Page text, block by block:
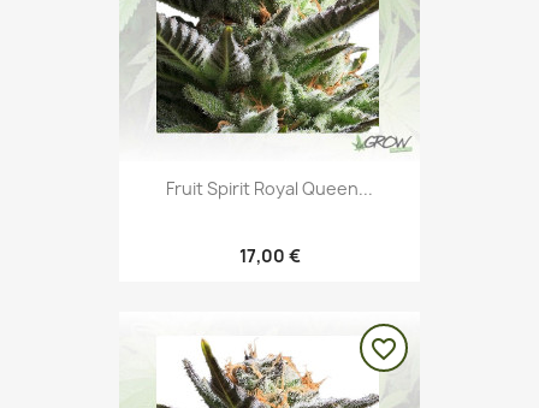
Fruit Spirit Royal Queen...
17,00 €
favorite_border